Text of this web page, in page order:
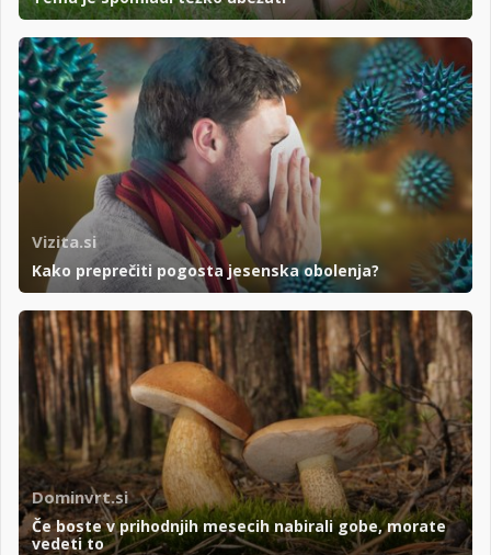
Vizita.si
Kako preprečiti pogosta jesenska obolenja?
Dominvrt.si
Če boste v prihodnjih mesecih nabirali gobe, morate
vedeti to